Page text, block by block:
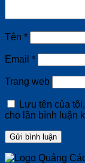
Tên *
Email *
Trang web
Lưu tên của
cho lần bình luận